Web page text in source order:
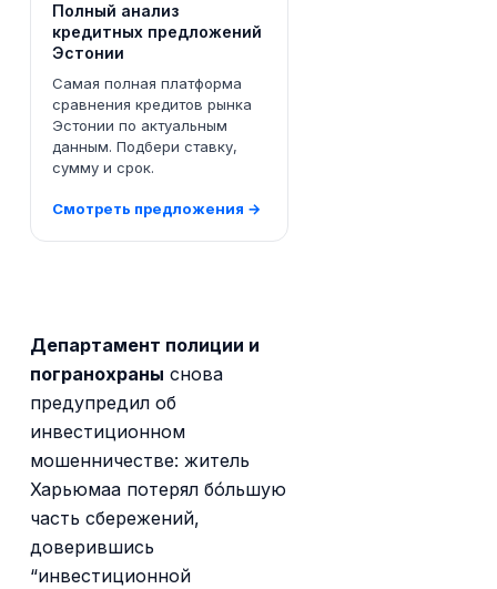
Полный анализ
кредитных предложений
Эстонии
Самая полная платформа
сравнения кредитов рынка
Эстонии по актуальным
данным. Подбери ставку,
сумму и срок.
Смотреть предложения →
Департамент полиции и
погранохраны снова
предупредил об
инвестиционном
мошенничестве: житель
Харьюмаа потерял бóльшую
часть сбережений,
доверившись
“инвестиционной